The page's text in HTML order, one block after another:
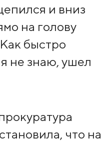
и вниз
на голову
быстро
не знаю, ушел
что на